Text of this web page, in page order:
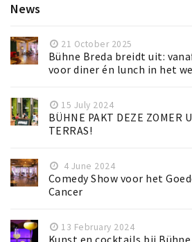
News
21 October 2025
Bühne Breda breidt uit:
voor diner én lunch in het
15 July 2024
BÜHNE PAKT DEZE ZOMER
TERRAS!
4 June 2024
Comedy Show voor het
Cancer
13 February 2024